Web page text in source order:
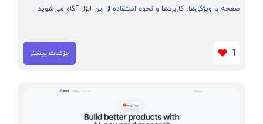
صفحه با ویژگی‌ها، کاربردها و نحوه استفاده از این ابزار آگاه می‌شوید
1 جزئیات بیشتر